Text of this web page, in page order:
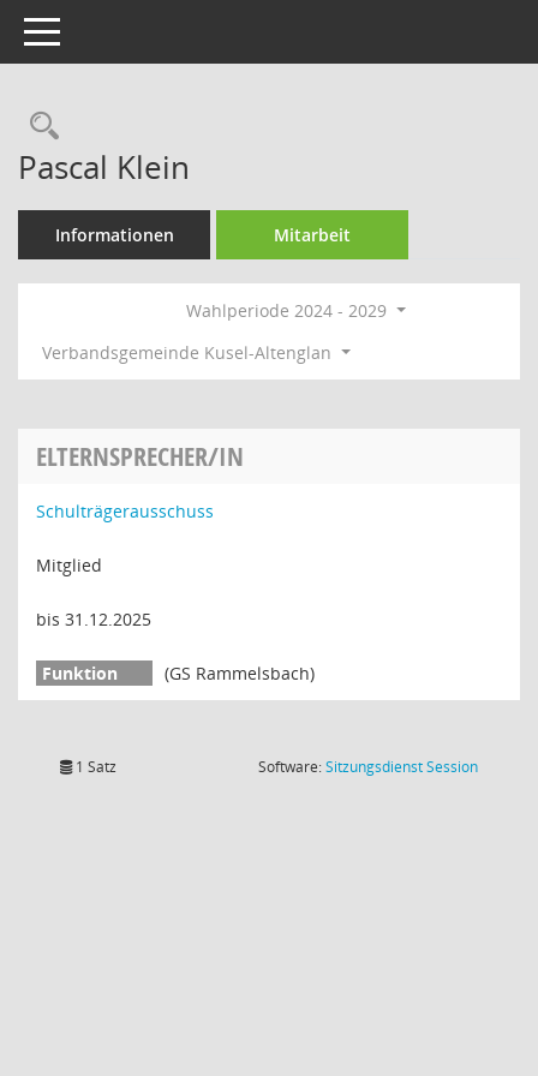
Toggle navigation
Rechercheauswahl
Pascal Klein
Informationen Mitarbeit
Wahlperiode 2024 - 2029
Verbandsgemeinde Kusel-Altenglan
ELTERNSPRECHER/IN
Schulträgerausschuss
Mitglied
bis 31.12.2025
(GS Rammelsbach)
1 Satz Software:SitzungsdienstSession(Wird in